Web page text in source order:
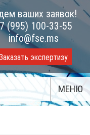
ваших заявок!
(995) 100-33-55
info@fse.ms
экспертизу
МЕНЮ